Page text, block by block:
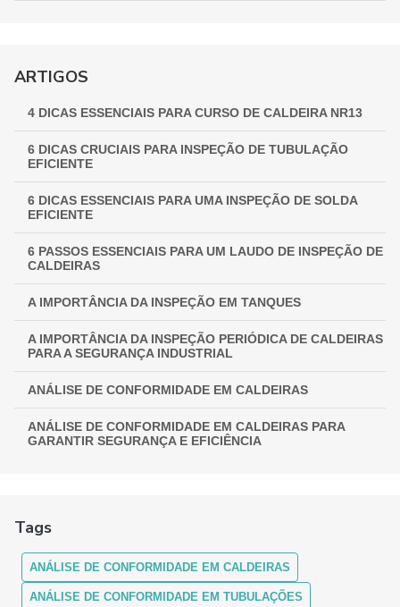
GUIA COMPLETO DE INSPEÇÃO DE VASOS DE PRESSÃO:
GARANTINDO SEGURANÇA E CONFORMIDADE
INSPEÇÃO NR 13: GARANTINDO SEGURANÇA E
CONFORMIDADE EM EQUIPAMENTOS INDUSTRIAIS
ARTIGOS
4 DICAS ESSENCIAIS PARA CURSO DE CALDEIRA NR13
6 DICAS CRUCIAIS PARA INSPEÇÃO DE TUBULAÇÃO
EFICIENTE
6 DICAS ESSENCIAIS PARA UMA INSPEÇÃO DE SOLDA
EFICIENTE
6 PASSOS ESSENCIAIS PARA UM LAUDO DE INSPEÇÃO DE
CALDEIRAS
A IMPORTÂNCIA DA INSPEÇÃO EM TANQUES
A IMPORTÂNCIA DA INSPEÇÃO PERIÓDICA DE CALDEIRAS
PARA A SEGURANÇA INDUSTRIAL
ANÁLISE DE CONFORMIDADE EM CALDEIRAS
ANÁLISE DE CONFORMIDADE EM CALDEIRAS PARA
GARANTIR SEGURANÇA E EFICIÊNCIA
ANÁLISE DE CONFORMIDADE EM CALDEIRAS: COMO
ANÁLISE DE CONFORMIDADE EM CALDEIRAS: ENTENDA A
IMPORTÂNCIA E OS PROCEDIMENTOS
Tags
ANÁLISE DE CONFORMIDADE EM CALDEIRAS
ANÁLISE DE CONFORMIDADE EM TUBULAÇÕES